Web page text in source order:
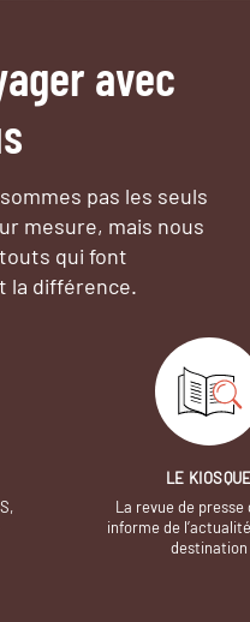
avec
pas les seuls
mesure, mais nous
qui font
la différence.
LE
La revue de presse
informe de
destination